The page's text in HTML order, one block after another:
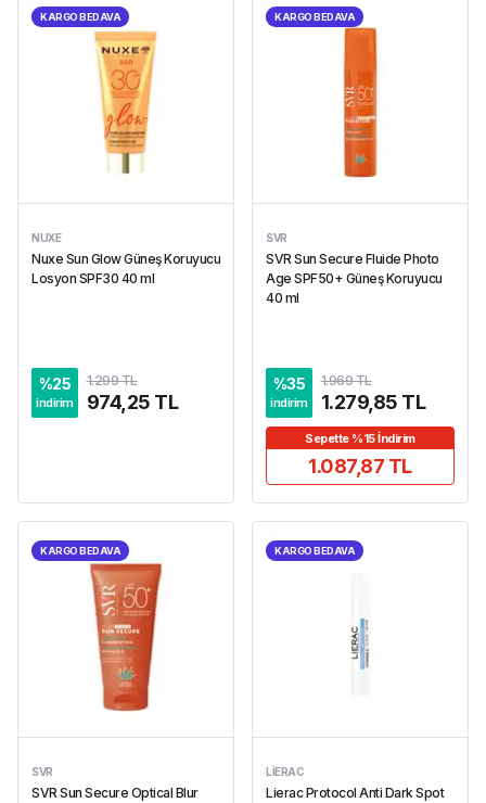
KARGO BEDAVA
NUXE
Nuxe Sun Glow Güneş Koruyucu
Losyon SPF30 40 ml
%25
indirim
1.299 TL
974,25 TL
KARGO BEDAVA
SVR
SVR Sun Secure Fluide Photo
Age SPF50+ Güneş Koruyucu
40 ml
%35
indirim
1.969 TL
1.279,85 TL
Sepette %15 İndirim
1.087,87 TL
KARGO BEDAVA
SVR
SVR Sun Secure Optical Blur
KARGO BEDAVA
LIERAC
Lierac Protocol Anti Dark Spot